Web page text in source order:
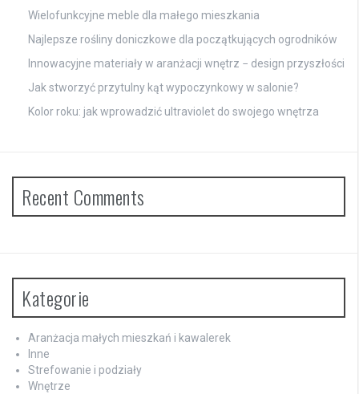
Wielofunkcyjne meble dla małego mieszkania
Najlepsze rośliny doniczkowe dla początkujących ogrodników
Innowacyjne materiały w aranżacji wnętrz − design przyszłości
Jak stworzyć przytulny kąt wypoczynkowy w salonie?
Kolor roku: jak wprowadzić ultraviolet do swojego wnętrza
Recent Comments
Kategorie
Aranżacja małych mieszkań i kawalerek
Inne
Strefowanie i podziały
Wnętrze